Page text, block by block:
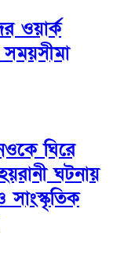
ওয়ার্ক
সময়সীমা
ঘিরে
ঘটনায়
সাংস্কৃতিক